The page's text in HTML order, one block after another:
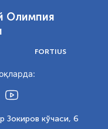
Олимпия
FORTIUS
Зокиров кўчаси, 6